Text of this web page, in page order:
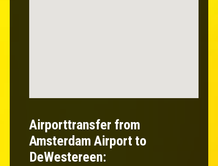
Airporttransfer from
Amsterdam Airport to
DeWestereen: